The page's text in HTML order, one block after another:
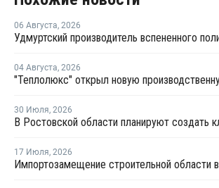
06 Августа, 2026
04 Августа, 2026
30 Июля, 2026
17 Июля, 2026